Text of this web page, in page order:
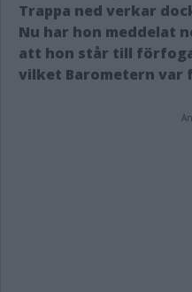
Trappa ned verkar
Nu har hon meddelat
att hon står till
vilket Barometern